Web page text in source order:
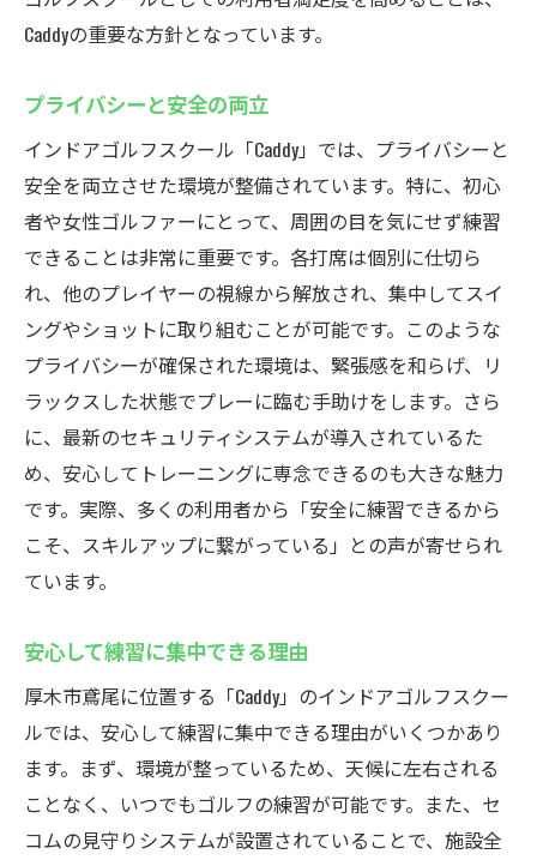
Caddyの重要な方針となっています。
プライバシーと安全の両立
インドアゴルフスクール「Caddy」では、プライバシーと
安全を両立させた環境が整備されています。特に、初心
者や女性ゴルファーにとって、周囲の目を気にせず練習
できることは非常に重要です。各打席は個別に仕切ら
れ、他のプレイヤーの視線から解放され、集中してスイ
ングやショットに取り組むことが可能です。このような
プライバシーが確保された環境は、緊張感を和らげ、リ
ラックスした状態でプレーに臨む手助けをします。さら
に、最新のセキュリティシステムが導入されているた
め、安心してトレーニングに専念できるのも大きな魅力
です。実際、多くの利用者から「安全に練習できるから
こそ、スキルアップに繋がっている」との声が寄せられ
ています。
安心して練習に集中できる理由
厚木市鳶尾に位置する「Caddy」のインドアゴルフスクー
ルでは、安心して練習に集中できる理由がいくつかあり
ます。まず、環境が整っているため、天候に左右される
ことなく、いつでもゴルフの練習が可能です。また、セ
コムの見守りシステムが設置されていることで、施設全